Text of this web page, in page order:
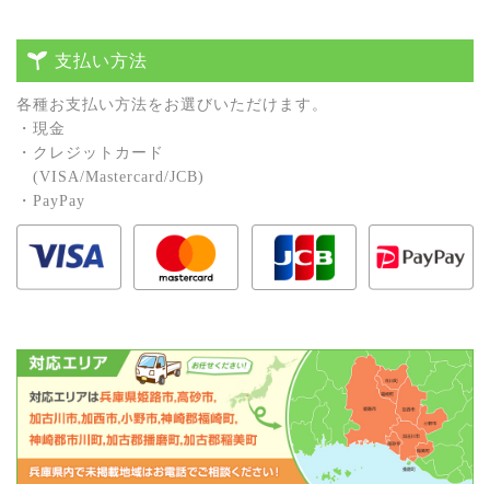
支払い方法
各種お⽀払い⽅法をお選びいただけます。
・現⾦
・クレジットカード
(VISA/Mastercard/JCB)
・PayPay